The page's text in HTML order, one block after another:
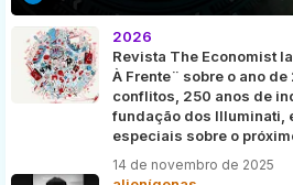
2026
Revista The Economist
À Frente¨ sobre o ano
conflitos, 250 anos de
fundação dos Illuminati,
especiais sobre o
14 de novembro de 2025